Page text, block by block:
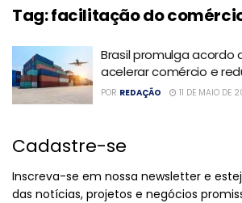
Tag:facilitação do
Brasil promulga acordo
acelerar comércio e
POR REDAÇÃO 11 DE MAIO DE
Cadastre-se
Inscreva-se em nossa newsletter e
das notícias, projetos e negócios